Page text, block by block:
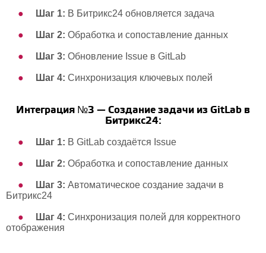
Шаг 1: В Битрикс24 обновляется задача
Шаг 2: Обработка и сопоставление данных
Шаг 3: Обновление Issue в GitLab
Шаг 4: Синхронизация ключевых полей
Интеграция №3 — Создание задачи из GitLab в
Битрикс24:
Шаг 1: В GitLab создаётся Issue
Шаг 2: Обработка и сопоставление данных
Шаг 3: Автоматическое создание задачи в
Битрикс24
Шаг 4: Синхронизация полей для корректного
отображения